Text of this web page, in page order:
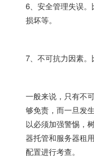
6、安全管理失误
损坏等。
7、不可抗力因素。
一般来说，只有不
够免责，而一旦发
以必须加强警惕，
器托管和服务器租
配置进行考查。